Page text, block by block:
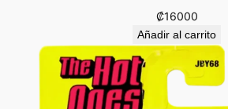
₡16000
Añadir al carrito